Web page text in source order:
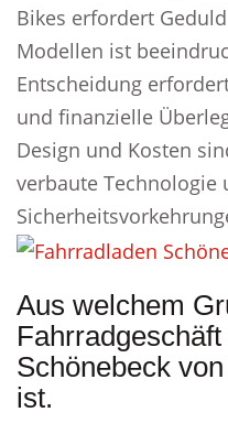
Bikes erfordert
Modellen ist
Entscheidung
und finanzielle
Design und Kosten
verbaute Technologie
Aus welchem
Schönebeck
ist.